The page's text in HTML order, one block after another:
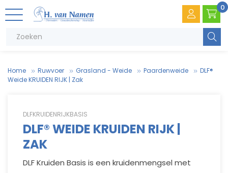
0
Home Ruwvoer Grasland - Weide Paardenweide
DLF®
Weide KRUIDEN RIJK | Zak
DLFKRUIDENRIJKBASIS
DLF® WEIDE KRUIDEN RIJK |
ZAK
DLF Kruiden Basis is een kruidenmengsel met